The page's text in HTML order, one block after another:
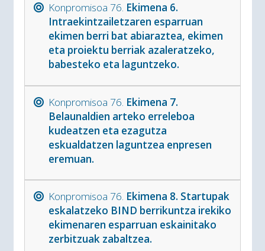
Konpromisoa 76. Ekimena 6.
Intraekintzailetzaren esparruan
ekimen berri bat abiaraztea, ekimen
eta proiektu berriak azaleratzeko,
babesteko eta laguntzeko.
Konpromisoa 76. Ekimena 7.
Belaunaldien arteko erreleboa
kudeatzen eta ezagutza
eskualdatzen laguntzea enpresen
eremuan.
Konpromisoa 76. Ekimena 8. Startupak
eskalatzeko BIND berrikuntza irekiko
ekimenaren esparruan eskainitako
zerbitzuak zabaltzea.